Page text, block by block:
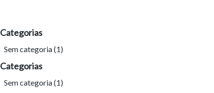
Categorias
Sem categoria(1)
Categorias
Sem categoria(1)